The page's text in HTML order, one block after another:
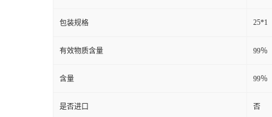
包装规格 25*1
有效物质含量 99％
含量 99％
是否进口 否